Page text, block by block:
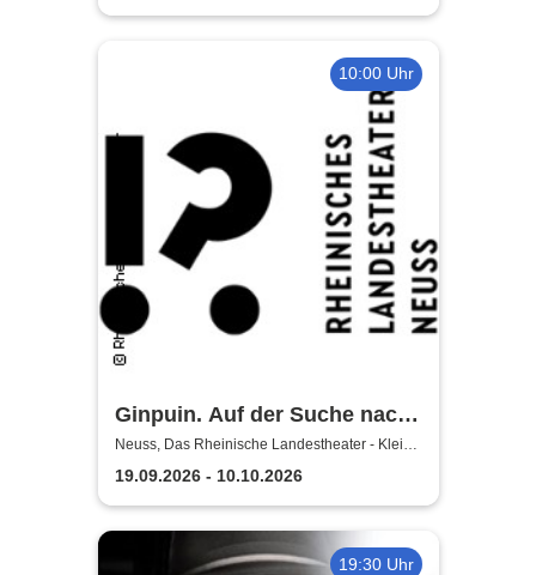
10:00 Uhr
Ginpuin. Auf der Suche nach
dem großen Glück - Das
Rheinische Landestheater
Neuss
Neuss, Das Rheinische Landestheater - Kleine
Bühne
19.09.2026 - 10.10.2026
19:30 Uhr